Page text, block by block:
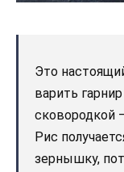
Это
варить
сковородкой
Рис
зернышку,